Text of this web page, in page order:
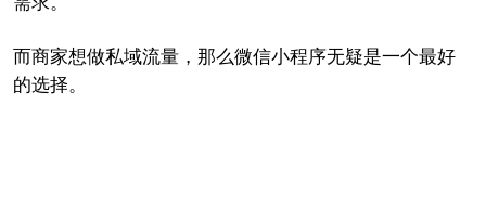
而商家想做私域流量，那么微信小程序无疑是一个最好
的选择。